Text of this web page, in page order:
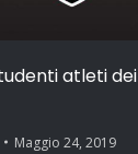
atleti dei
Maggio 24, 2019